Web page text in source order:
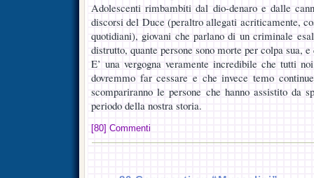
Adolescenti rimbambiti dal dio-denaro e dalle
discorsi del Duce (peraltro allegati acriticamente,
quotidiani), giovani che parlano di un criminale
distrutto, quante persone sono morte per colpa sua,
E’ una vergogna veramente incredibile che tutti
dovremmo far cessare e che invece temo
scompariranno le persone che hanno assistito da
periodo della nostra storia.
[80] Commenti